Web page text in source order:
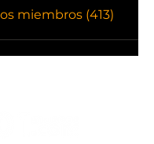
miembros (413)